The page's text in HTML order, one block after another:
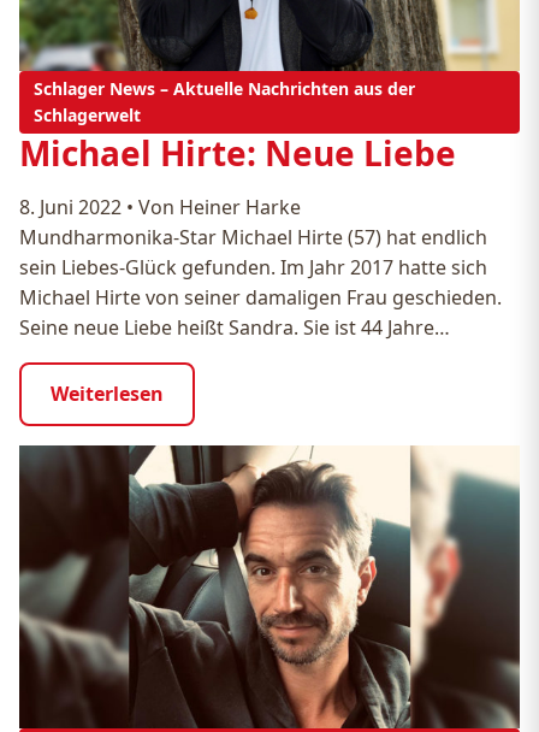
Schlager News – Aktuelle Nachrichten aus der
Schlagerwelt
Michael Hirte: Neue Liebe
8. Juni 2022 • Von Heiner Harke
Mundharmonika-Star Michael Hirte (57) hat endlich
sein Liebes-Glück gefunden. Im Jahr 2017 hatte sich
Michael Hirte von seiner damaligen Frau geschieden.
Seine neue Liebe heißt Sandra. Sie ist 44 Jahre…
Weiterlesen